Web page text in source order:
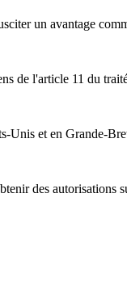
un avantage
de l'article 11 du
et en Grande-
des autorisations